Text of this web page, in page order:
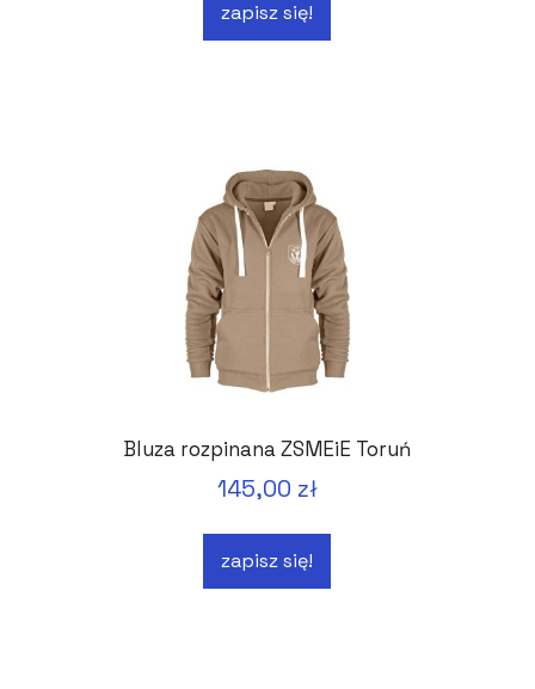
zapisz się!
Bluza rozpinana ZSMEiE Toruń
145,00 zł
zapisz się!